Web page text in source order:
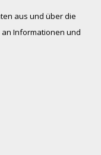
aus und über die
Informationen und